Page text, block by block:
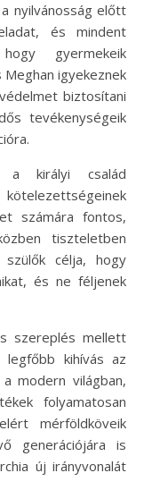
nyilvánosság előtt
és mindent
gyermekeik
igyekeznek
biztosítani
tevékenységeik
királyi család
számára fontos,
tiszteletben
célja, hogy
és ne féljenek
szereplés mellett
kihívás az
modern világban,
folyamatosan
mérföldköveik
generációjára is
új irányvonalát